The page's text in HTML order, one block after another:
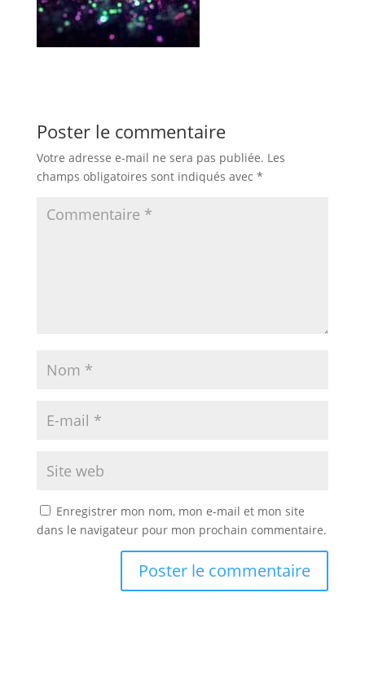
Poster le commentaire
Votre adresse e-mail ne sera pas publiée. Les
champs obligatoires sont indiqués avec *
Enregistrer mon nom, mon e-mail et mon site
dans le navigateur pour mon prochain commentaire.